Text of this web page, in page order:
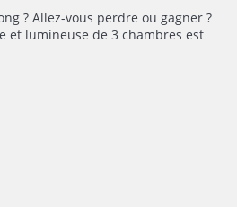
? Allez-vous perdre ou gagner ?
et lumineuse de 3 chambres est